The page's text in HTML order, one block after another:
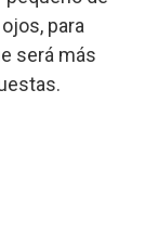
para
será más